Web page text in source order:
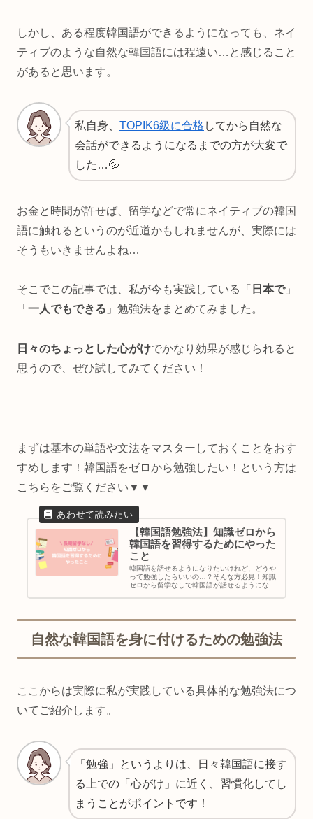
しかし、ある程度韓国語ができるようになっても、ネイ
ティブのような自然な韓国語には程遠い…と感じること
があると思います。
私自身、 TOPIK6級に合格 してから自然な
会話ができるようになるまでの方が大変で
した…💦
お金と時間が許せば、留学などで常にネイティブの韓国
語に触れるというのが近道かもしれませんが、実際には
そうもいきませんよね…
そこでこの記事では、私が今も実践している「 日本で」
「 一人でもできる 」勉強法をまとめてみました。
日々のちょっとした心がけでかなり効果が感じられると
思うので、ぜひ試してみてください！
まずは基本の単語や文法をマスターしておくことをおす
すめします！韓国語をゼロから勉強したい！という方は
こちらをご覧ください▼▼
【韓国語勉強法】知識ゼロから
韓国語を習得するためにやった
こと
韓国語を話せるようになりたいけれど、どうや
って勉強したらいいの…？そんな方必見！知識
ゼロから留学なしで韓国語が話せるようになる
自然な韓国語を身に付けるための勉強法
ここからは実際に私が実践している具体的な勉強法につ
いてご紹介します。
「勉強」というよりは、日々韓国語に接す
る上での「心がけ」に近く、習慣化してし
まうことがポイントです！